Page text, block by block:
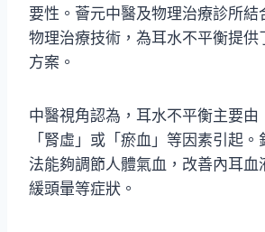
要性。薈元中醫及物理治療診所結
物理治療技術，為耳水不平衡提供
方案。
中醫視角認為，耳水不平衡主要由
「腎虛」或「瘀血」等因素引起
法能夠調節人體氣血，改善內耳血
緩頭暈等症狀。